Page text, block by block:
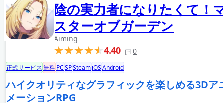
陰の実力者になりたくて！
スターオブガーデン
Aiming
4.40 0
正式サービス無料PCSPSteamiOSAndroid
ハイクオリティなグラフィックを楽しめる3Dア
メーションRPG